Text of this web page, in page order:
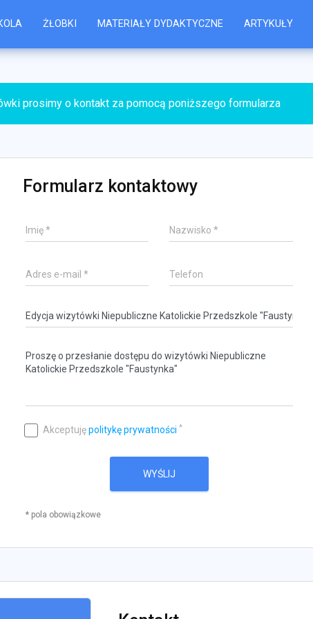
ŻŁOBKI MATERIAŁY DYDAKTYCZNE ARTYKUŁY
prosimy o kontakt za pomocą poniższego formularza
Formularz kontaktowy
Akceptujępolitykę prywatności *
WYŚLIJ
* pola obowiązkowe